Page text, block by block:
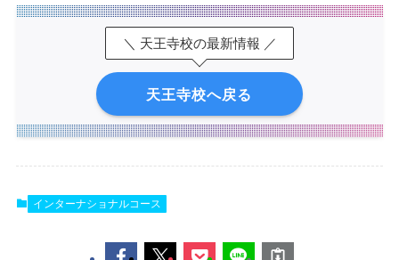
＼ 天王寺校の最新情報 ／
天王寺校へ戻る
インターナショナルコース